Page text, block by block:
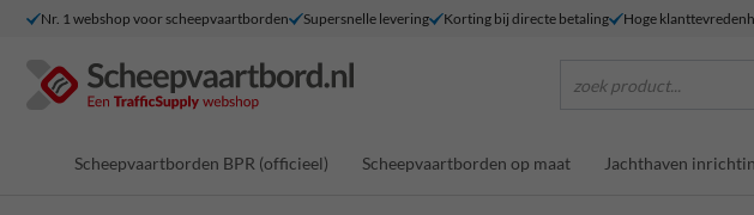
Nr. 1 webshop voor scheepvaartborden Supersnelle levering Korting bij directe betaling Hoge
zoek product...
Scheepvaartborden BPR (officieel) Scheepvaartborden op maat Jachthaven